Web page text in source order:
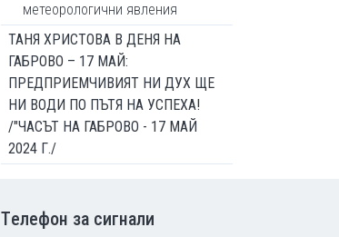
метеорологични явления
ТАНЯ ХРИСТОВА В ДЕНЯ НА
ГАБРОВО – 17 МАЙ:
ПРЕДПРИЕМЧИВИЯТ НИ ДУХ ЩЕ
НИ ВОДИ ПО ПЪТЯ НА УСПЕХА!
/"ЧАСЪТ НА ГАБРОВО - 17 МАЙ
2024 Г./
Tелефон за сигнали